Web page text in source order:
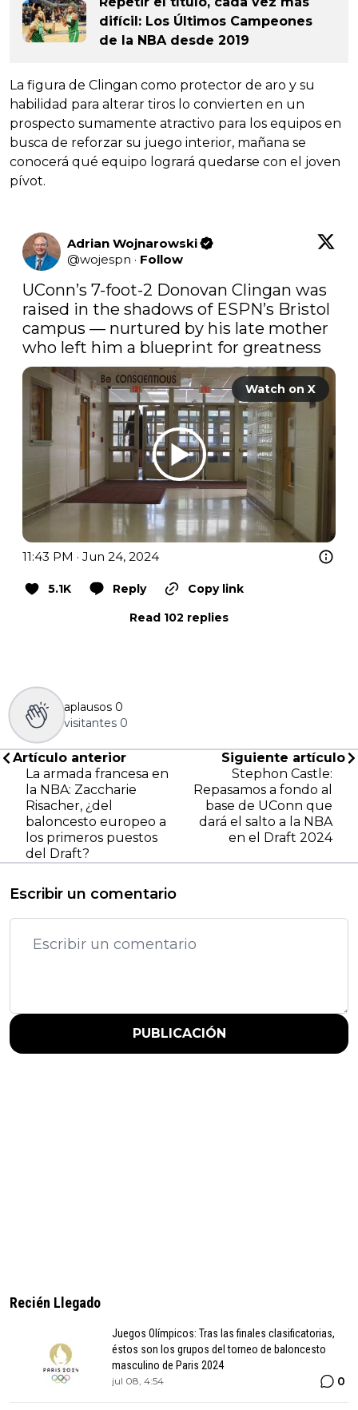
difícil: Los Últimos Campeones
de la NBA desde 2019
La figura de Clingan como protector de aro y su
habilidad para alterar tiros lo convierten en un
prospecto sumamente atractivo para los equipos en
busca de reforzar su juego interior, mañana se
conocerá qué equipo logrará quedarse con el joven
pívot.
Adrian Wojnarowski
@wojespn · Follow
UConn’s 7-foot-2 Donovan Clingan was
raised in the shadows of ESPN’s Bristol
campus — nurtured by his late mother
who left him a blueprint for greatness
Watch on X
11:43 PM · Jun 24, 2024
5.1K Reply
Copy link
Read 102 replies
aplausos 0
visitantes 0
Artículo anterior
La armada francesa en
la NBA: Zaccharie
Risacher, ¿del
baloncesto europeo a
los primeros puestos
del Draft?
Siguiente artículo
Stephon Castle:
Repasamos a fondo al
base de UConn que
dará el salto a la NBA
en el Draft 2024
Escribir un comentario
PUBLICACIÓN
Recién Llegado
Juegos Olímpicos: Tras las finales clasificatorias,
éstos son los grupos del torneo de baloncesto
masculino de Paris 2024
jul 08, 4:54 0